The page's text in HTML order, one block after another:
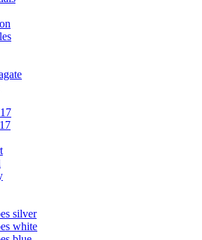
silver
white